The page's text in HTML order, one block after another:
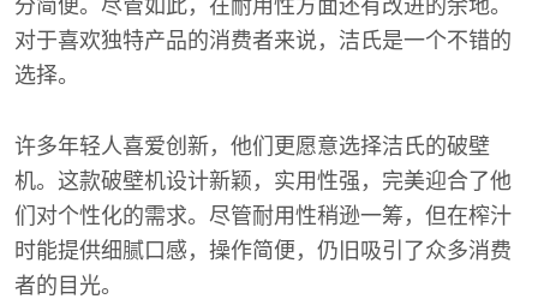
分简便。尽管如此，在耐用性方面还有改进的余地。
对于喜欢独特产品的消费者来说，洁氏是一个不错的
选择。
许多年轻人喜爱创新，他们更愿意选择洁氏的破壁
机。这款破壁机设计新颖，实用性强，完美迎合了他
们对个性化的需求。尽管耐用性稍逊一筹，但在榨汁
时能提供细腻口感，操作简便，仍旧吸引了众多消费
者的目光。